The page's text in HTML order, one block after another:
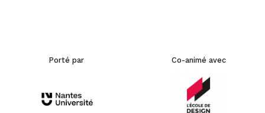
Porté par Co-animé avec